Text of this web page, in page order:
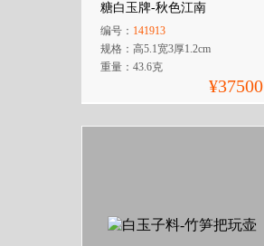
糖白玉牌-秋色江南
编号： 141913
规格：高5.1宽3厚1.2cm
重量：43.6克
¥37500